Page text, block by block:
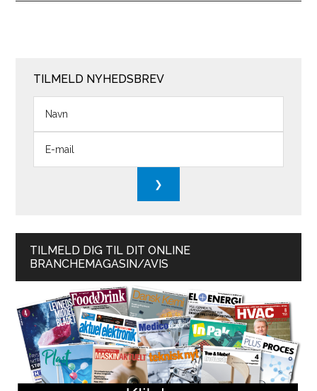
TILMELD NYHEDSBREV
TILMELD DIG TIL DIT ONLINE
BRANCHEMAGASIN/AVIS